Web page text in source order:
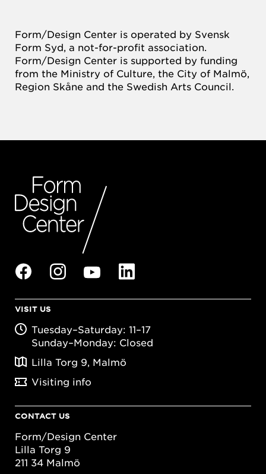
Form/Design Center is operated by Svensk
Form Syd, a not-for-profit association.
Form/Design Center is supported by funding
from the Ministry of Culture, the City of Malmö,
Region Skåne and the Swedish Arts Council.
VISIT US
Tuesday–Saturday: 11–17
Sunday–Monday: Closed
Lilla Torg 9, Malmö
Visiting info
CONTACT US
Form/Design Center
Lilla Torg 9
211 34 Malmö